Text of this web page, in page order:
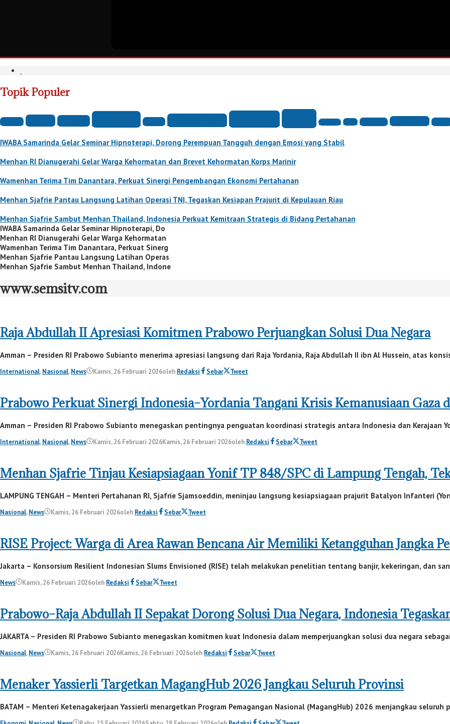
Topik Populer
Budaya DaerahEkonomiHeadline Hukum InternationalNasionalNews Olahraga Opini Parlemen Pendidikan
IWABA Samarinda Gelar Seminar Hipnoterapi, Dorong Perempuan Tangguh dengan Emosi yang Stabil
Menhan RI Dianugerahi Gelar Warga Kehormatan dan Brevet Kehormatan Korps Marinir
Wamenhan Terima Tim Danantara, Perkuat Sinergi Pengembangan Ekonomi Pertahanan
Menhan Sjafrie Pantau Langsung Latihan Operasi TNI, Tegaskan Kesiapan Prajurit di Kepulauan Riau
Menhan Sjafrie Sambut Menhan Thailand, Indonesia Perkuat Kemitraan Strategis di Bidang Pertahanan
IWABA Samarinda Gelar Seminar Hipnoterapi, Do
Menhan RI Dianugerahi Gelar Warga Kehormatan
Wamenhan Terima Tim Danantara, Perkuat Sinerg
Menhan Sjafrie Pantau Langsung Latihan Operas
Menhan Sjafrie Sambut Menhan Thailand, Indone
www.semsitv.com
Raja Abdullah II Apresiasi Komitmen Prabowo Perjuangkan Solusi Dua Negara
Amman – Presiden RI Prabowo Subianto menerima apresiasi langsung dari Raja Yordania, Raja Abdullah II ibn Al Hussein, atas
International,Nasional,News Kamis, 26 Februari 2026oleh Redaksi Sebar Tweet
Prabowo Perkuat Sinergi Indonesia–Yordania Tangani Krisis Kemanusiaan Gaza
Amman – Presiden RI Prabowo Subianto menegaskan pentingnya penguatan koordinasi strategis antara Indonesia dan Kerajaan
International,Nasional,News Kamis, 26 Februari 2026Kamis, 26 Februari 2026oleh Redaksi Sebar Tweet
Menhan Sjafrie Tinjau Kesiapsiagaan Yonif TP 848/SPC di Lampung Tengah,
LAMPUNG TENGAH – Menteri Pertahanan RI, Sjafrie Sjamsoeddin, meninjau langsung kesiapsiagaan prajurit Batalyon Infanteri
Nasional,News Kamis, 26 Februari 2026oleh Redaksi Sebar Tweet
RISE Project: Warga di Area Rawan Bencana Air Memiliki Ketangguhan Jangka
Jakarta – Konsorsium Resilient Indonesian Slums Envisioned (RISE) telah melakukan penelitian tentang banjir, kekeringan, dan
News Kamis, 26 Februari 2026oleh Redaksi Sebar Tweet
Prabowo–Raja Abdullah II Sepakat Dorong Solusi Dua Negara, Indonesia
JAKARTA – Presiden RI Prabowo Subianto menegaskan komitmen kuat Indonesia dalam memperjuangkan solusi dua negara
Nasional,News Kamis, 26 Februari 2026Kamis, 26 Februari 2026oleh Redaksi Sebar Tweet
Menaker Yassierli Targetkan MagangHub 2026 Jangkau Seluruh Provinsi
BATAM – Menteri Ketenagakerjaan Yassierli menargetkan Program Pemagangan Nasional (MagangHub) 2026 menjangkau